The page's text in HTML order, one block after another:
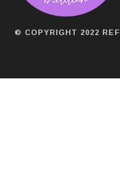
© COPYRIGHT 2022